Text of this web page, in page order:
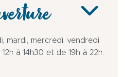
mardi, mercredi, vendredi
à 14h30 et de 19h à 22h.